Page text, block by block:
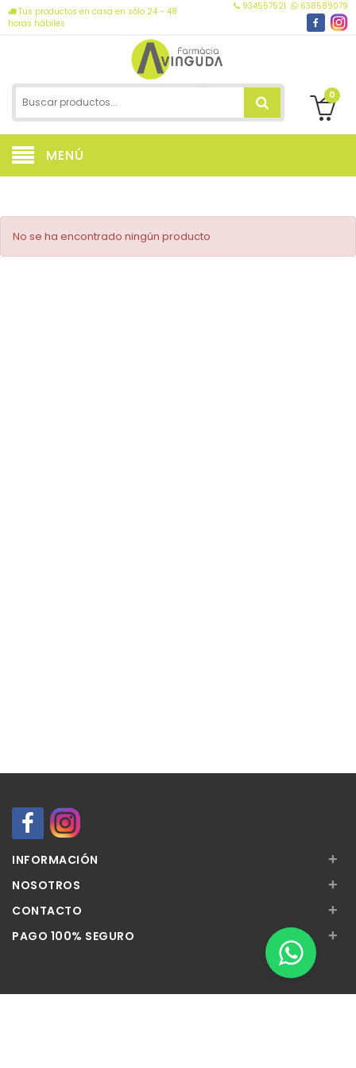
Tus productos en casa en sólo 24 - 48
horas hábiles
934557521 638589079
0
MENÚ
No se ha encontrado ningún producto
INFORMACIÓN +
NOSOTROS +
CONTACTO +
PAGO 100% SEGURO +